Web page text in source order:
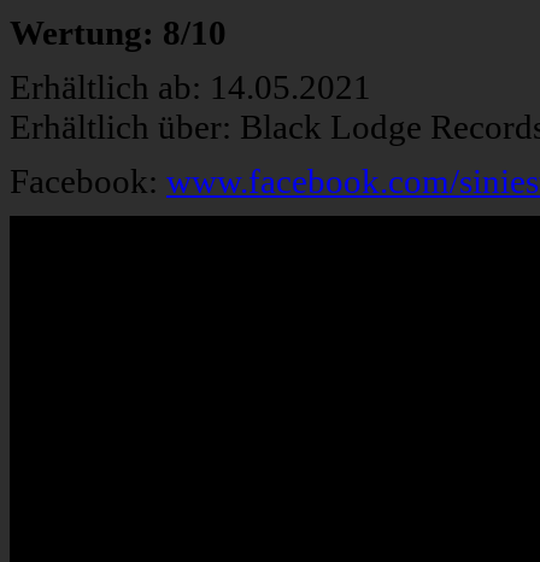
Wertung: 8/10
Erhältlich ab: 14.05.2021
Erhältlich über: Black Lodge
Facebook: www.facebook.com/